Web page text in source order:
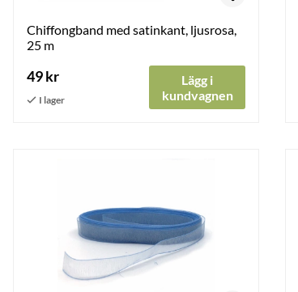
Chiffongband med satinkant, ljusrosa,
25 m
49 kr
Lägg i
kundvagnen